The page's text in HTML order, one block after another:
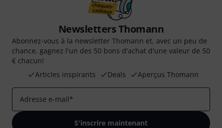
Newsletters Thomann
Abonnez-vous à la newsletter Thomann et, avec un peu de
chance, gagnez l'un des 50 bons d'achat d'une valeur de 50
€ chacun!
Articles inspirants
Deals Aperçus Thomann
Adresse e-mail*
S'inscrire maintenant